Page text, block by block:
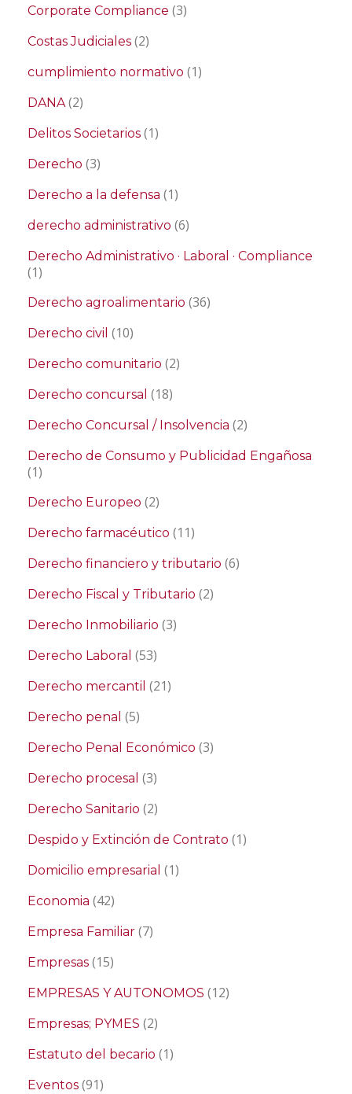
Corporate Compliance (3)
Costas Judiciales (2)
cumplimiento normativo (1)
DANA(2)
Delitos Societarios (1)
Derecho (3)
Derecho a la defensa (1)
derecho administrativo (6)
Derecho Administrativo · Laboral · Compliance
(1)
Derecho agroalimentario (36)
Derecho civil (10)
Derecho comunitario (2)
Derecho concursal (18)
Derecho Concursal / Insolvencia (2)
Derecho de Consumo y Publicidad Engañosa
(1)
Derecho Europeo (2)
Derecho farmacéutico (11)
Derecho financiero y tributario (6)
Derecho Fiscal y Tributario (2)
Derecho Inmobiliario (3)
Derecho Laboral (53)
Derecho mercantil (21)
Derecho penal (5)
Derecho Penal Económico (3)
Derecho procesal (3)
Derecho Sanitario (2)
Despido y Extinción de Contrato (1)
Domicilio empresarial (1)
Economia (42)
Empresa Familiar (7)
Empresas (15)
EMPRESAS Y AUTONOMOS (12)
Empresas; PYMES (2)
Estatuto del becario (1)
Eventos (91)